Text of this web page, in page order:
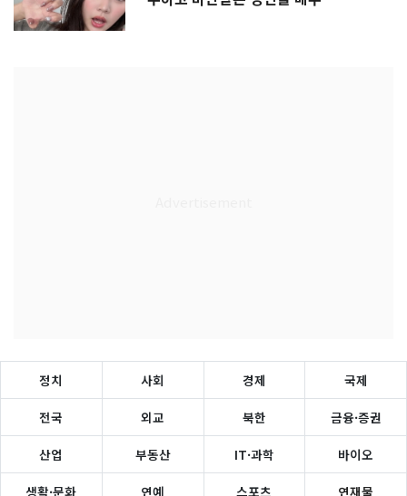
정치 사회 경제 국제
전국 외교 북한 금융·증권
산업 부동산 IT·과학 바이오
생활·문화 연예 스포츠 연재물